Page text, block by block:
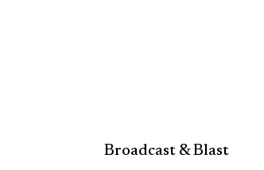
Broadcast & Blast